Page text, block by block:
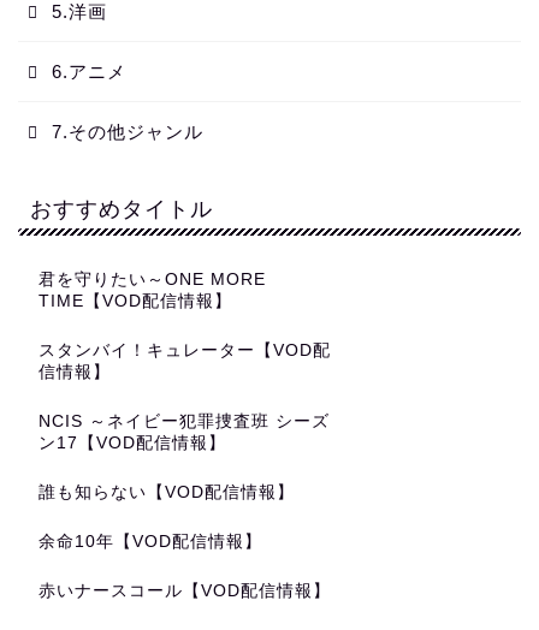
5.洋画
6.アニメ
7.その他ジャンル
おすすめタイトル
君を守りたい～ONE MORE
TIME【VOD配信情報】
スタンバイ！キュレーター【VOD配
信情報】
NCIS ～ネイビー犯罪捜査班 シーズ
ン17【VOD配信情報】
誰も知らない【VOD配信情報】
余命10年【VOD配信情報】
赤いナースコール【VOD配信情報】